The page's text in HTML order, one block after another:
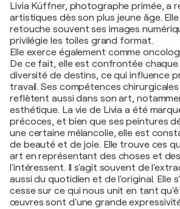
Livia Küffner, photographe primée, a
artistiques dès son plus jeune âge.
retouche souvent ses images
privilégie les toiles grand format.
Elle exerce également comme
De ce fait, elle est confrontée
diversité de destins, ce qui influence
travail. Ses compétences
reflètent aussi dans son art,
esthétique. La vie de Livia a été
précoces, et bien que ses peintures
une certaine mélancolie, elle est
de beauté et de joie. Elle trouve ces
art en représentant des choses et
l'intéressent. Il s'agit souvent de
aussi du quotidien et de l'original. Elle
cesse sur ce qui nous unit en tant
œuvres sont d'une grande